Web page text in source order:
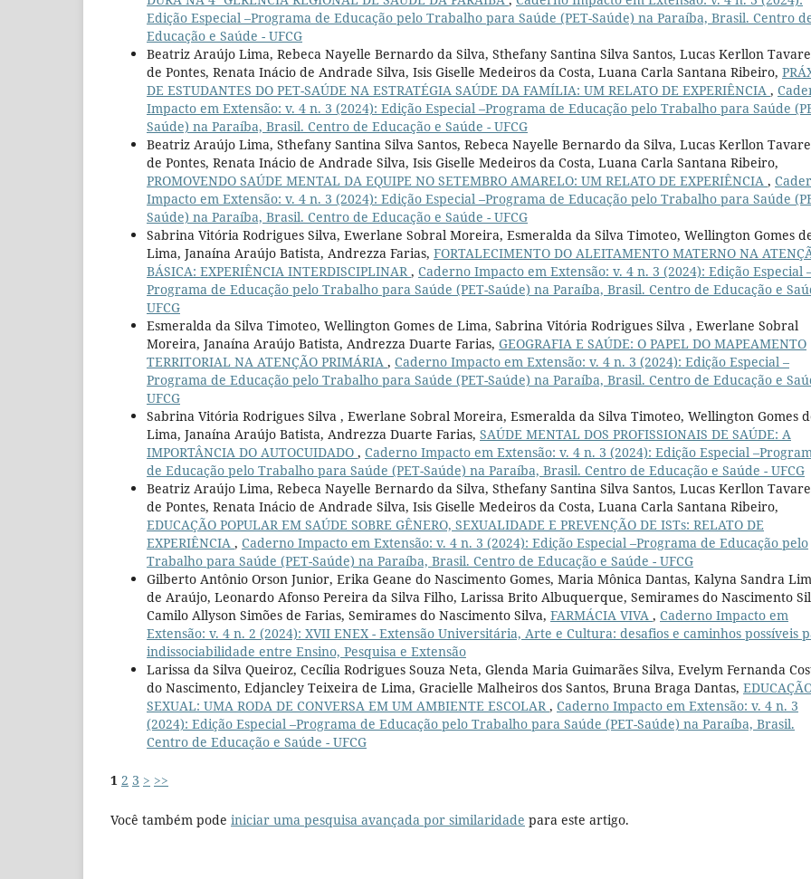
Edição Especial –Programa de Educação pelo Trabalho para Saúde (PET-Saúde) na Paraíba, Brasil. Centro
Educação e Saúde - UFCG
Beatriz Araújo Lima, Rebeca Nayelle Bernardo da Silva, Sthefany Santina Silva Santos, Lucas Kerllon
de Pontes, Renata Inácio de Andrade Silva, Isis Giselle Medeiros da Costa, Luana Carla Santana Ribeiro,
DE ESTUDANTES DO PET-SAÚDE NA ESTRATÉGIA SAÚDE DA FAMÍLIA: UM RELATO DE EXPERIÊNCIA ,
Impacto em Extensão: v. 4 n. 3 (2024): Edição Especial –Programa de Educação pelo Trabalho para Saúde
Saúde) na Paraíba, Brasil. Centro de Educação e Saúde - UFCG
Beatriz Araújo Lima, Sthefany Santina Silva Santos, Rebeca Nayelle Bernardo da Silva, Lucas Kerllon
de Pontes, Renata Inácio de Andrade Silva, Isis Giselle Medeiros da Costa, Luana Carla Santana Ribeiro,
PROMOVENDO SAÚDE MENTAL DA EQUIPE NO SETEMBRO AMARELO: UM RELATO DE EXPERIÊNCIA ,
Impacto em Extensão: v. 4 n. 3 (2024): Edição Especial –Programa de Educação pelo Trabalho para Saúde
Saúde) na Paraíba, Brasil. Centro de Educação e Saúde - UFCG
Sabrina Vitória Rodrigues Silva, Ewerlane Sobral Moreira, Esmeralda da Silva Timoteo, Wellington Gomes
Lima, Janaína Araújo Batista, Andrezza Farias, FORTALECIMENTO DO ALEITAMENTO MATERNO NA
BÁSICA: EXPERIÊNCIA INTERDISCIPLINAR, Caderno Impacto em Extensão: v. 4 n. 3 (2024): Edição Especial
Programa de Educação pelo Trabalho para Saúde (PET-Saúde) na Paraíba, Brasil. Centro de Educação e
UFCG
Esmeralda da Silva Timoteo, Wellington Gomes de Lima, Sabrina Vitória Rodrigues Silva , Ewerlane Sobral
Moreira, Janaína Araújo Batista, Andrezza Duarte Farias, GEOGRAFIA E SAÚDE: O PAPEL DO MAPEAMENTO
TERRITORIAL NA ATENÇÃO PRIMÁRIA , Caderno Impacto em Extensão: v. 4 n. 3 (2024): Edição Especial –
Programa de Educação pelo Trabalho para Saúde (PET-Saúde) na Paraíba, Brasil. Centro de Educação e
UFCG
Sabrina Vitória Rodrigues Silva , Ewerlane Sobral Moreira, Esmeralda da Silva Timoteo, Wellington Gomes
Lima, Janaína Araújo Batista, Andrezza Duarte Farias, SAÚDE MENTAL DOS PROFISSIONAIS DE SAÚDE: A
IMPORTÂNCIA DO AUTOCUIDADO , Caderno Impacto em Extensão: v. 4 n. 3 (2024): Edição Especial
de Educação pelo Trabalho para Saúde (PET-Saúde) na Paraíba, Brasil. Centro de Educação e Saúde - UFCG
Beatriz Araújo Lima, Rebeca Nayelle Bernardo da Silva, Sthefany Santina Silva Santos, Lucas Kerllon
de Pontes, Renata Inácio de Andrade Silva, Isis Giselle Medeiros da Costa, Luana Carla Santana Ribeiro,
EDUCAÇÃO POPULAR EM SAÚDE SOBRE GÊNERO, SEXUALIDADE E PREVENÇÃO DE ISTs: RELATO DE
EXPERIÊNCIA , Caderno Impacto em Extensão: v. 4 n. 3 (2024): Edição Especial –Programa de Educação pelo
Trabalho para Saúde (PET-Saúde) na Paraíba, Brasil. Centro de Educação e Saúde - UFCG
Gilberto Antônio Orson Junior, Erika Geane do Nascimento Gomes, Maria Mônica Dantas, Kalyna Sandra
de Araújo, Leonardo Afonso Pereira da Silva Filho, Larissa Brito Albuquerque, Semirames do Nascimento
Camilo Allyson Simões de Farias, Semirames do Nascimento Silva, FARMÁCIA VIVA , Caderno Impacto em
Extensão: v. 4 n. 2 (2024): XVII ENEX - Extensão Universitária, Arte e Cultura: desafios e caminhos possíveis
indissociabilidade entre Ensino, Pesquisa e Extensão
Larissa da Silva Queiroz, Cecília Rodrigues Souza Neta, Glenda Maria Guimarães Silva, Evelym Fernanda
do Nascimento, Edjancley Teixeira de Lima, Gracielle Malheiros dos Santos, Bruna Braga Dantas,
SEXUAL: UMA RODA DE CONVERSA EM UM AMBIENTE ESCOLAR, Caderno Impacto em Extensão: v. 4 n. 3
(2024): Edição Especial –Programa de Educação pelo Trabalho para Saúde (PET-Saúde) na Paraíba, Brasil.
Centro de Educação e Saúde - UFCG
1 2 3 > >>
Você também pode iniciar uma pesquisa avançada por similaridade para este artigo.